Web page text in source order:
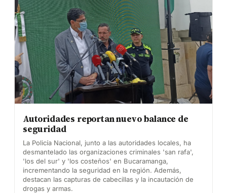
Autoridades reportan nuevo balance de
seguridad
La Policía Nacional, junto a las autoridades locales, ha
desmantelado las organizaciones criminales 'san rafa',
'los del sur' y 'los costeños' en Bucaramanga,
incrementando la seguridad en la región. Además,
destacan las capturas de cabecillas y la incautación de
drogas y armas.